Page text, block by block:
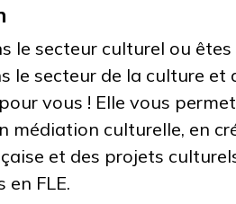
le secteur culturel ou
le secteur de la culture et
vous ! Elle vous
médiation culturelle, en
et des projets
en FLE.